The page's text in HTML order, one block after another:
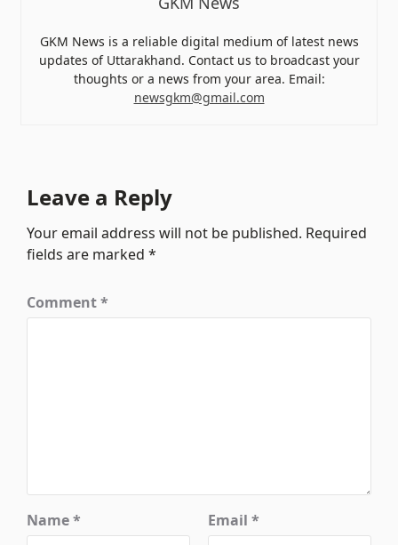
GKM News is a reliable digital medium of latest news
updates of Uttarakhand. Contact us to broadcast your
thoughts or a news from your area. Email:
newsgkm@gmail.com
Leave a Reply
Your email address will not be published. Required
fields are marked*
Comment*
Name* Email *